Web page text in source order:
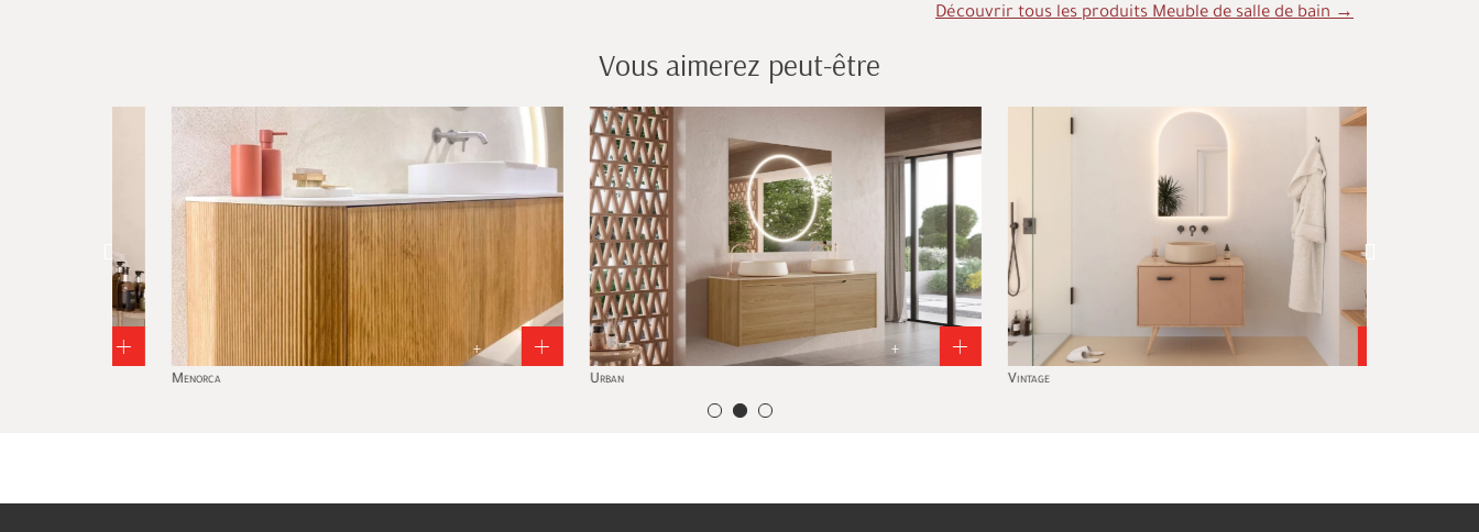
Découvrir tous les produits Meuble de salle de bain →
Vous aimerez peut-être
Menorca
+